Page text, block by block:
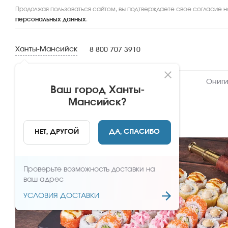
Продолжая пользоваться сайтом, вы подтверждаете свое согласие
персональных данных.
Ханты-Мансийск
Ваш город Ханты-
Мансийск?
НЕТ, ДРУГОЙ ДА, СПАСИБО
Проверьте возможность доставки на
ваш адрес
УСЛОВИЯ ДОСТАВКИ
8 800 707 3910